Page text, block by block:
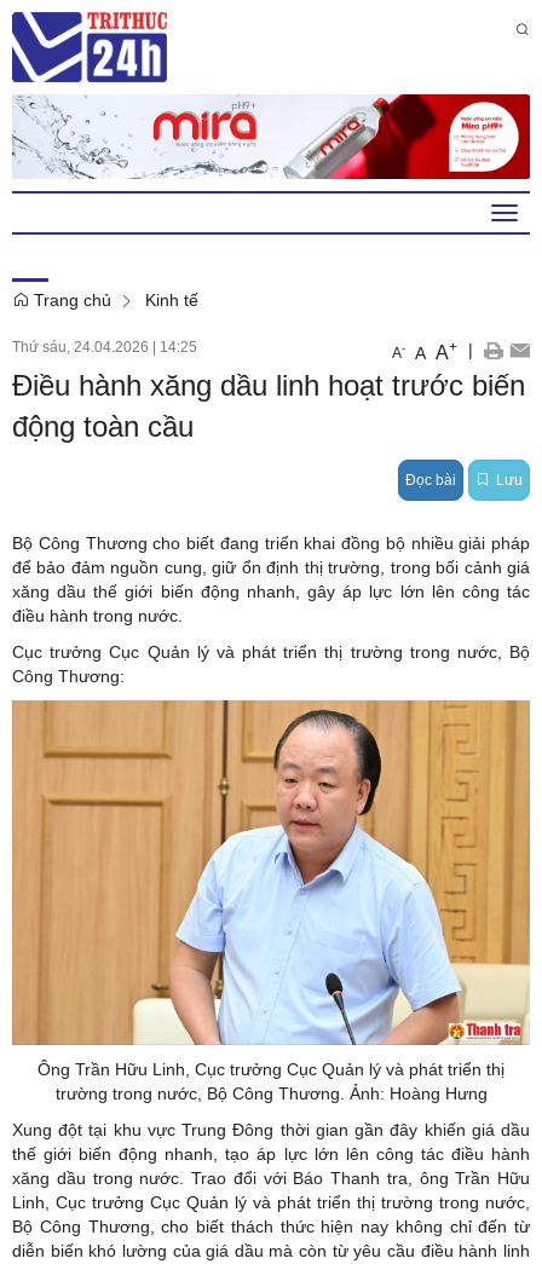
Trang chủ Kinh tế
Thứ sáu, 24.04.2026 | 14:25 A- A A+ |
Điều hành xăng dầu linh hoạt trước biến
động toàn cầu
Đọc bài Lưu
Bộ Công Thương cho biết đang triển khai đồng bộ nhiều giải pháp
để bảo đảm nguồn cung, giữ ổn định thị trường, trong bối cảnh giá
xăng dầu thế giới biến động nhanh, gây áp lực lớn lên công tác
điều hành trong nước.
Cục trưởng Cục Quản lý và phát triển thị trường trong nước, Bộ
Công Thương:
Ông Trần Hữu Linh, Cục trưởng Cục Quản lý và phát triển thị
trường trong nước, Bộ Công Thương. Ảnh: Hoàng Hưng
Xung đột tại khu vực Trung Đông thời gian gần đây khiến giá dầu
thế giới biến động nhanh, tạo áp lực lớn lên công tác điều hành
xăng dầu trong nước. Trao đổi với Báo Thanh tra, ông Trần Hữu
Linh, Cục trưởng Cục Quản lý và phát triển thị trường trong nước,
Bộ Công Thương, cho biết thách thức hiện nay không chỉ đến từ
diễn biến khó lường của giá dầu mà còn từ yêu cầu điều hành linh